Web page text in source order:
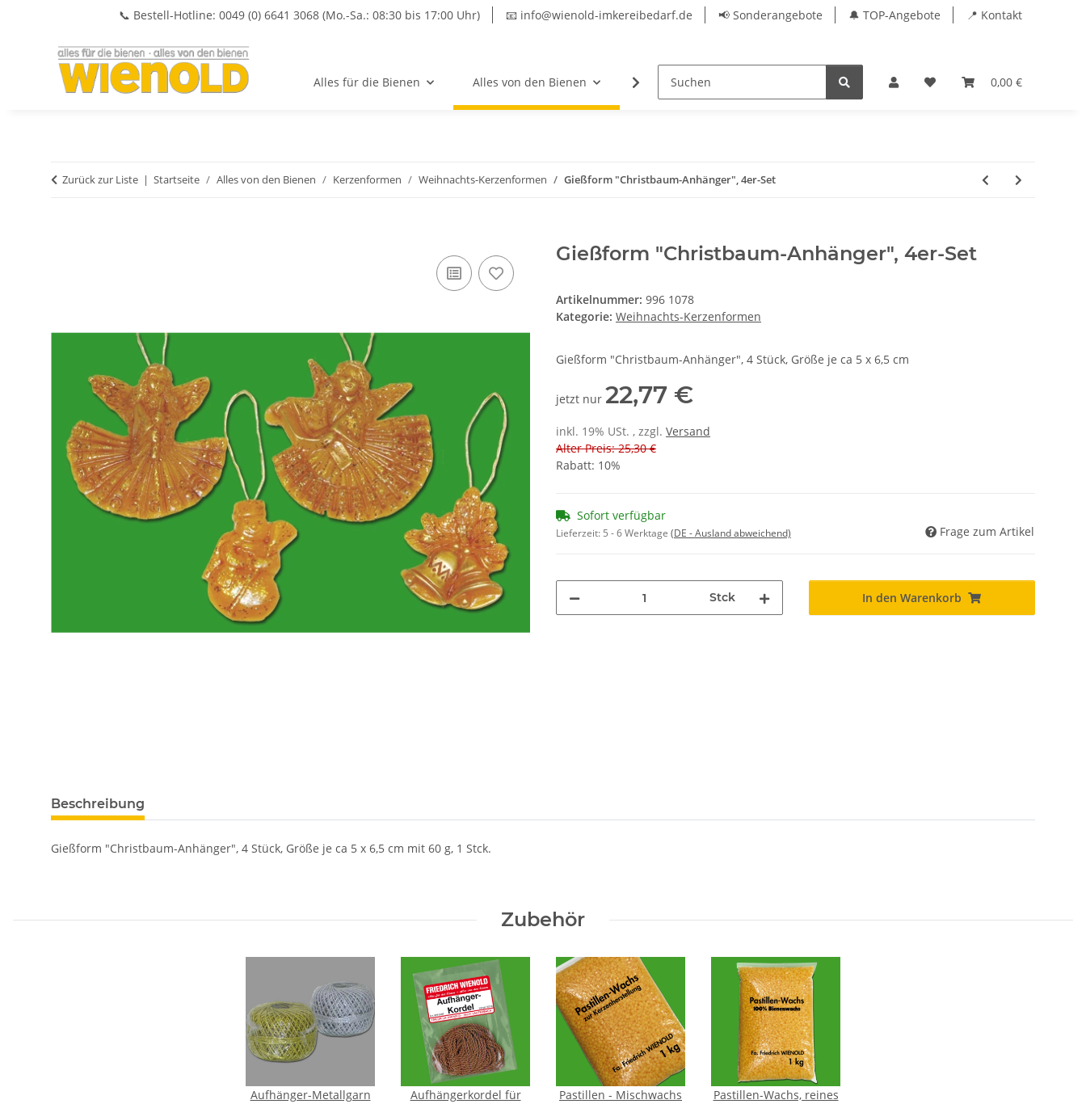
📞 Bestell-Hotline: 0049 (0) 6641 3068 (Mo.-Sa.: 08:30 bis 17:00 Uhr) 📧 info@wienold-imkereibedarf.de 📢 Sonderangebote 🔔 TOP-Angebote 📍 Kontakt
0,00 €
Alles für die Bienen Alles von den Bienen Hersteller
Zurück zur Liste Startseite Alles von den Bienen Kerzenformen Weihnachts-Kerzenformen Gießform "Christbaum-Anhänger", 4er-Set
Gießform "Christbaum-Anhänger", 4er-Set
Artikelnummer: 996 1078
Kategorie: Weihnachts-Kerzenformen
Gießform "Christbaum-Anhänger", 4 Stück, Größe je ca 5 x 6,5 cm
jetzt nur 22,77 €
inkl. 19% USt. , zzgl. Versand
Alter Preis: 25,30 €
Rabatt: 10%
Sofort verfügbar
Lieferzeit: 5 - 6 Werktage (DE - Ausland abweichend) Frage zum Artikel
Stck In den Warenkorb
Beschreibung
Gießform "Christbaum-Anhänger", 4 Stück, Größe je ca 5 x 6,5 cm mit 60 g, 1 Stck.
Zubehör
Aufhänger-Metallgarn
Aufhängerkordel für
Pastillen - Mischwachs
Pastillen-Wachs, reines